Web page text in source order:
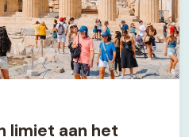
limiet aan het